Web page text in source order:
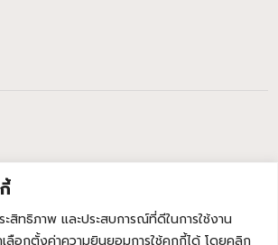
ะสิทธิภาพ และประสบการณ์ที่ดีในการใช้งาน
ลือกตั้งค่าความยินยอมการใช้คุกกี้ได้ โดยคลิก
วนตัว
อร้องเรียน
บริการ